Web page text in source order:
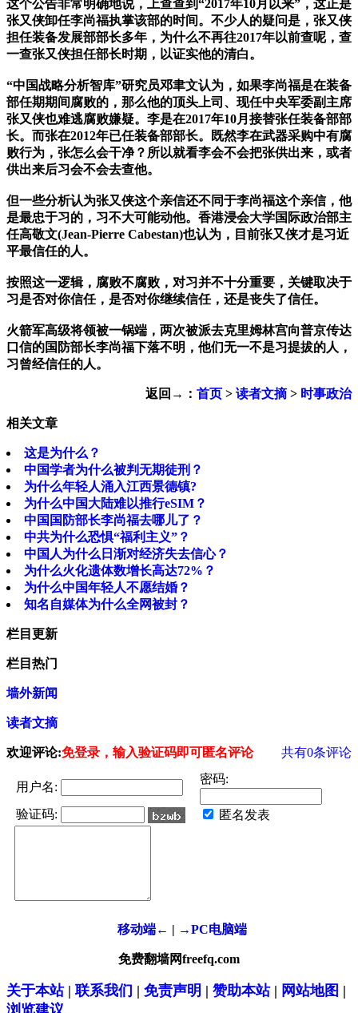
这个公告非常明确地说，上查查到“2017年10月以来”，这正是
张又侠卸任李尚福执掌该部的时间。不少人的疑问是，张又侠
担任装备发展部部长多年，为什么不再往2017年以前查呢，查
一查张又侠担任部长时期，以证实他的清白。
“中国战略分析智库”研究员邓聿文认为，如果李尚福是在装备
部任期期间腐败的，那么他的顶头上司、现任中央军委副主席
张又侠也难逃腐败嫌疑。李是在2017年10月接替张任装备部部
长。而张在2012年已任装备部部长。既然李在武器采购中有腐
败行为，张怎么会干净？所以就看李会不会把张供出来，或者
供出来后习会不会去查他。
但一些分析认为张又侠这个亲信还不同于李尚福这个亲信，他
是最忠于习的，习不大可能动他。香港浸会大学国际政治部主
任高敬文(Jean-Pierre Cabestan)也认为，目前张又侠才是习近
平最信任的人。
按照这一逻辑，腐败不腐败，对习并不十分重要，关键取决于
习是否对你信任，是否对你继续信任，还是丧失了信任。
火箭军高级将领被一锅端，两次被派去克里姆林宫向普京传达
口信的国防部长李尚福下落不明，他们无一不是习提拔的人，
习曾经信任的人。
返回→： 首页 > 读者文摘> 时事政治
相关文章
这是为什么？
中国学者为什么被判无期徒刑？
为什么年轻人涌入江西景德镇?
为什么中国大陆难以推行eSIM？
中国国防部长李尚福去哪儿了？
中共为什么恐惧“福利主义”？
中国人为什么日渐对经济失去信心？
为什么火化遗体数增长高达72%？
为什么中国年轻人不愿结婚？
知名自媒体为什么全网被封？
栏目更新
栏目热门
墙外新闻
读者文摘
欢迎评论:免登录，输入验证码即可匿名评论 共有0条评论
用户名:
密码:
验证码: 匿名发表
移动端← | →PC电脑端
免费翻墙网freefq.com
关于本站| 联系我们 | 免责声明 | 赞助本站| 网站地图 |